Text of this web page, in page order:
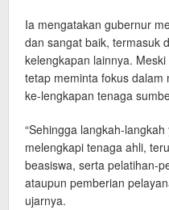
Ia mengatakan gubernur
dan sangat baik, termasuk
kelengkapan lainnya.
tetap meminta fokus dalam
ke-lengkapan tenaga
“Sehingga langkah-
melengkapi tenaga ahli,
beasiswa, serta pelatihan-
ataupun pemberian
ujarnya.